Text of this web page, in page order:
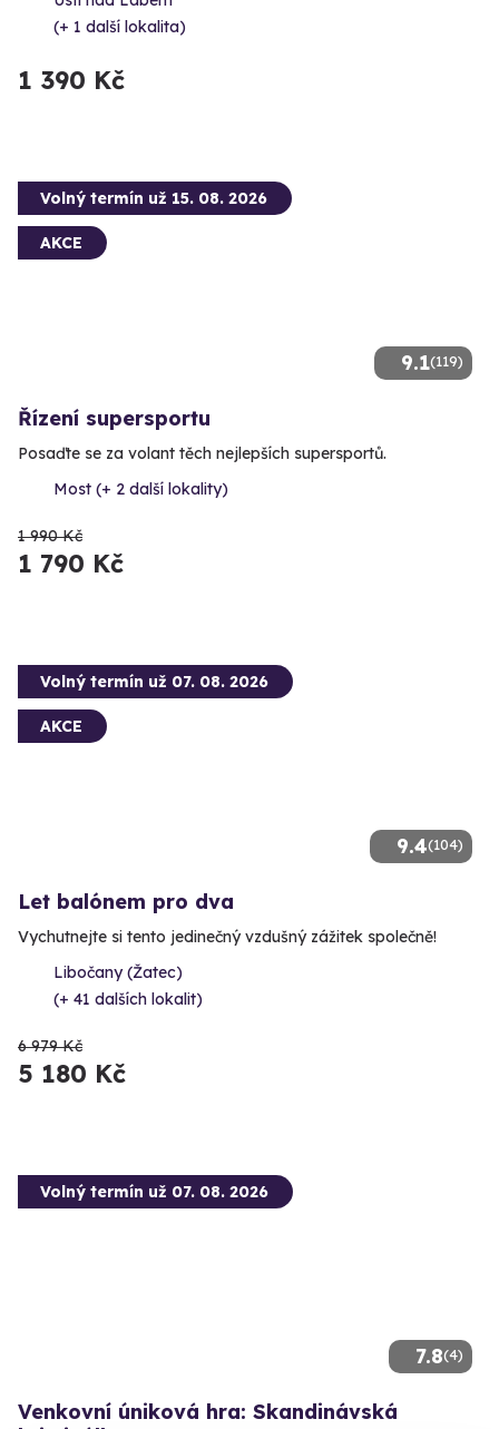
(+ 1 další lokalita)
1 390 Kč
9.1(119)
Volný termín už 15. 08. 2026
AKCE
Řízení supersportu
Posaďte se za volant těch nejlepších supersportů.
Most (+ 2 další lokality)
1 990 Kč
1 790 Kč
9.4(104)
Volný termín už 07. 08. 2026
AKCE
Let balónem pro dva
Vychutnejte si tento jedinečný vzdušný zážitek společně!
Libočany (Žatec)
(+ 41 dalších lokalit)
6 979 Kč
5 180 Kč
7.8(4)
Volný termín už 07. 08. 2026
Venkovní úniková hra: Skandinávská